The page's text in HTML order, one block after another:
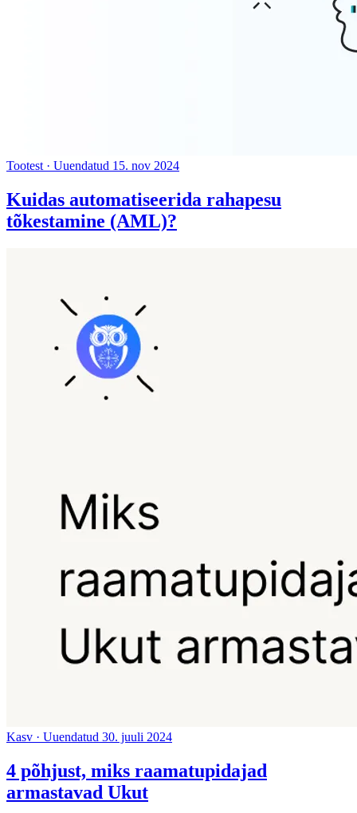
Tootest · Uuendatud 15. nov 2024
Kuidas automatiseerida rahapesu
tõkestamine (AML)?
Kasv · Uuendatud 30. juuli 2024
4 põhjust, miks raamatupidajad
armastavad Ukut